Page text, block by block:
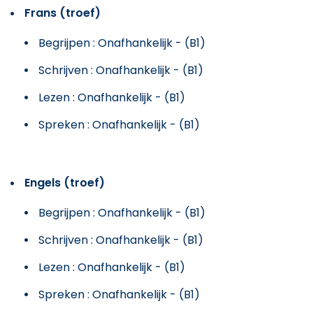
Frans (troef)
Begrijpen : Onafhankelijk - (B1)
Schrijven : Onafhankelijk - (B1)
Lezen : Onafhankelijk - (B1)
Spreken : Onafhankelijk - (B1)
Engels (troef)
Begrijpen : Onafhankelijk - (B1)
Schrijven : Onafhankelijk - (B1)
Lezen : Onafhankelijk - (B1)
Spreken : Onafhankelijk - (B1)